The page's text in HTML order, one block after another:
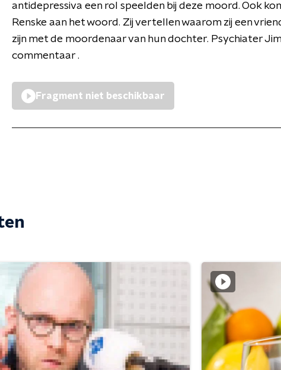
antidepressiva een rol speelden bij deze moord. Ook
Renske aan het woord. Zij vertellen waarom zij een
zijn met de moordenaar van hun dochter. Psychiater
commentaar .
Fragment niet beschikbaar